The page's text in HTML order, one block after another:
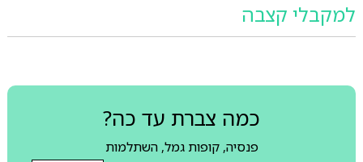
למקבלי קצבה
כמה צברת עד כה?
פנסיה, קופות גמל, השתלמות